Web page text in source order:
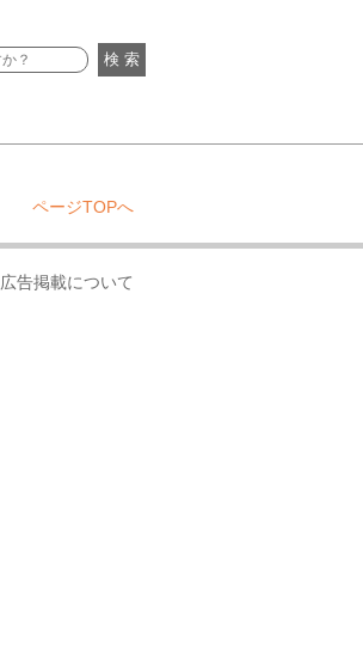
検 索
ページTOPへ
広告掲載について